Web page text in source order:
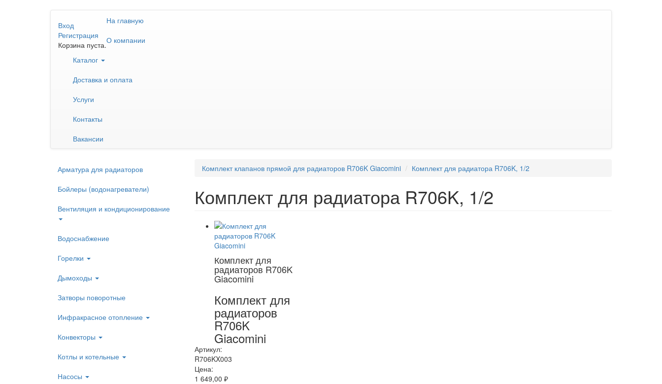
Вход
Регистрация
Корзина пуста.
На главную
О компании
Каталог
Доставка и оплата
Услуги
Контакты
Вакансии
Арматура для радиаторов
Бойлеры (водонагреватели)
Вентиляция и кондиционирование
Водоснабжение
Горелки
Дымоходы
Затворы поворотные
Инфракрасное отопление
Конвекторы
Котлы и котельные
Насосы
Комплект клапанов прямой для радиаторов R706K Giacomini Комплект для радиатора R706K, 1/2
Комплект для радиатора R706K, 1/2
Комплект для
радиаторов R706K
Giacomini
Комплект для
радиаторов
R706K
Giacomini
Артикул:
R706KX003
Цена:
1 649,00 ₽